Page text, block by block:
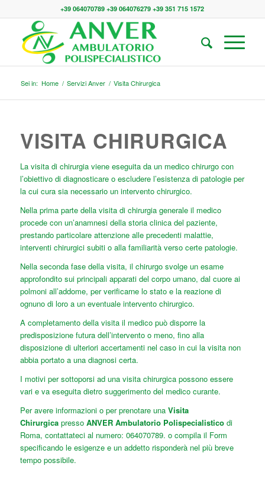
+39 064070789 +39 064076279 +39 351 715 1572
Sei in: Home / Servizi Anver / Visita Chirurgica
VISITA CHIRURGICA
La visita di chirurgia viene eseguita da un medico chirurgo con
l’obiettivo di diagnosticare o escludere l’esistenza di patologie per
la cui cura sia necessario un intervento chirurgico.
Nella prima parte della visita di chirurgia generale il medico
procede con un’anamnesi della storia clinica del paziente,
prestando particolare attenzione alle precedenti malattie,
interventi chirurgici subiti o alla familiarità verso certe patologie.
Nella seconda fase della visita, il chirurgo svolge un esame
approfondito sui principali apparati del corpo umano, dal cuore ai
polmoni all’addome, per verificarne lo stato e la reazione di
ognuno di loro a un eventuale intervento chirurgico.
A completamento della visita il medico può disporre la
predisposizione futura dell’intervento o meno, fino alla
disposizione di ulteriori accertamenti nel caso in cui la visita non
abbia portato a una diagnosi certa.
I motivi per sottoporsi ad una visita chirurgica possono essere
vari e va eseguita dietro suggerimento del medico curante.
Per avere informazioni o per prenotare una Visita
Chirurgicapresso ANVER Ambulatorio Polispecialisticodi
Roma, contattateci al numero: 064070789. o compila il Form
specificando le esigenze e un addetto risponderà nel più breve
tempo possibile.